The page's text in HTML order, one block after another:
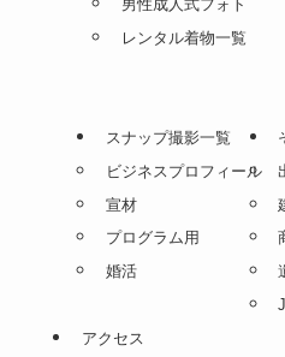
七五三
お宮参り
入学・入園
シニアフォト
男性成人式フォト
レンタル着物一覧
スナップ撮影一覧